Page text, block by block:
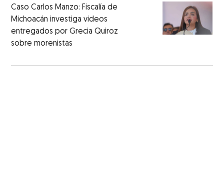
Caso Carlos Manzo: Fiscalía de
Michoacán investiga videos
entregados por Grecia Quiroz
sobre morenistas